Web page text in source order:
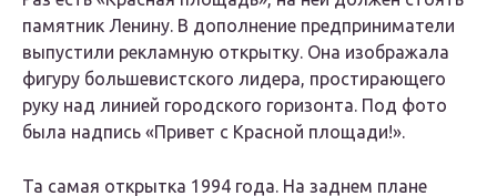
памятник Ленину. В дополнение предприниматели
выпустили рекламную открытку. Она изображала
фигуру большевистского лидера, простирающего
руку над линией городского горизонта. Под фото
была надпись «Привет с Красной площади!».
Та самая открытка 1994 года. На заднем плане